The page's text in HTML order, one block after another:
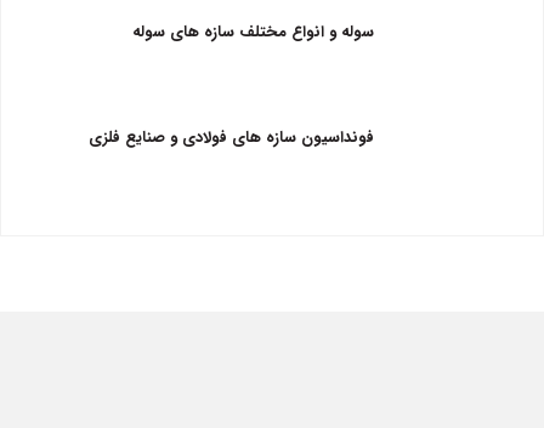
سوله و انواع مختلف سازه های سوله
فونداسیون سازه های فولادی و صنایع فلزی